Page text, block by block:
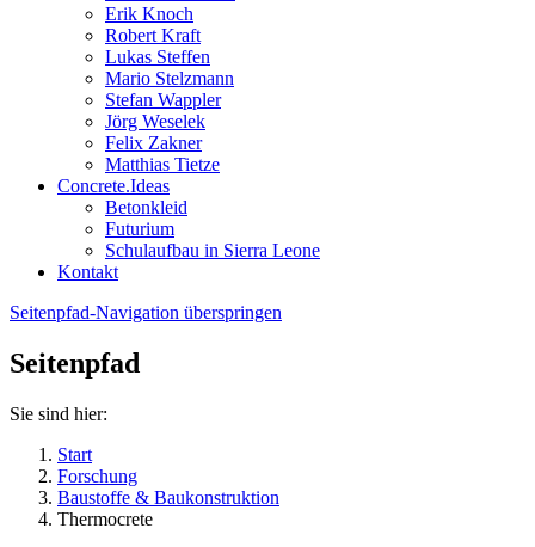
Erik Knoch
Robert Kraft
Lukas Steffen
Mario Stelzmann
Stefan Wappler
Jörg Weselek
Felix Zakner
Matthias Tietze
Concrete.Ideas
Betonkleid
Futurium
Schulaufbau in Sierra Leone
Kontakt
Seitenpfad-Navigation überspringen
Seitenpfad
Sie sind hier:
Start
Forschung
Baustoffe & Baukonstruktion
Thermocrete